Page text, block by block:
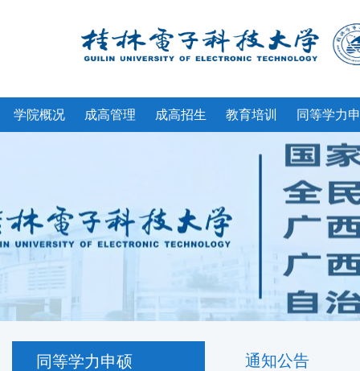
学院概况 成高管理 成高招生 教育培训 同等学力
同等学力申硕 通知公告